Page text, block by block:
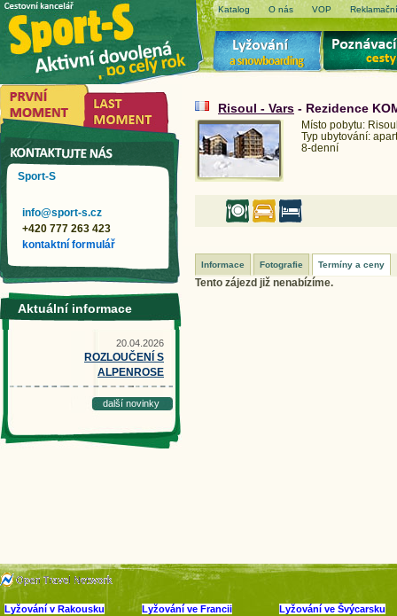
Katalog O nás VOP
Risoul - Vars - Rezidence
Místo pobytu:
Typ ubytování:
8-denní
Informace Fotografie Termíny a ceny
Tento zájezd již nenabízíme.
Sport-S
info@sport-s.cz
+420 777 263 423
kontaktní formulář
Aktuální informace
20.04.2026
ROZLOUČENÍ S
ALPENROSE
další novinky
Lyžování v Rakousku
Lyžování ve Francii
Lyžování ve Švýcarsku